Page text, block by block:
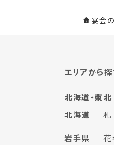
宴会
エリアから
北海道・東北
北海道
札
岩手県
花